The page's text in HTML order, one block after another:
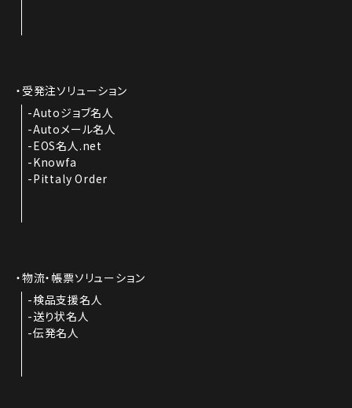
受発注ソリューション
Autoジョブ名人
Autoメール名人
EOS名人.net
Knowfa
Pittaly Order
物流・帳票ソリューション
検品支援名人
送り状名人
伝発名人